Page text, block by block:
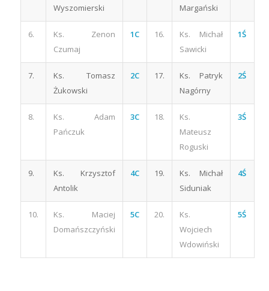
Wyszomierski
Margański
6.
Ks. Zenon
Czumaj
1C 16.
Ks. Michał
Sawicki
1Ś
7.
Ks. Tomasz
Żukowski
2C 17.
Ks. Patryk
Nagórny
2Ś
8.
Ks. Adam
Pańczuk
3C 18.
Ks.
Mateusz
Roguski
3Ś
9.
Ks. Krzysztof
Antolik
4C 19.
Ks. Michał
Siduniak
4Ś
10.
Ks. Maciej
Domańszczyński
5C 20.
Ks.
Wojciech
Wdowiński
5Ś